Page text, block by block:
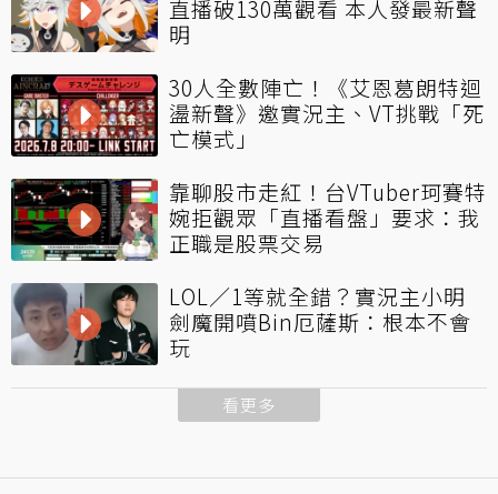
直播破130萬觀看 本人發最新聲
明
30人全數陣亡！《艾恩葛朗特迴
盪新聲》邀實況主、VT挑戰「死
亡模式」
靠聊股市走紅！台VTuber珂賽特
婉拒觀眾「直播看盤」要求：我
正職是股票交易
LOL／1等就全錯？實況主小明
劍魔開噴Bin厄薩斯：根本不會
玩
看更多